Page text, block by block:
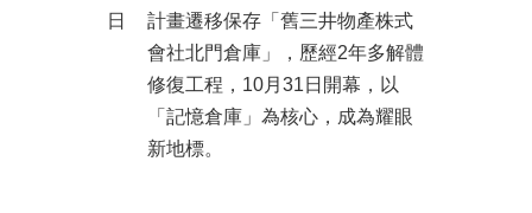
日
計畫遷移保存「舊三井物產株式
會社北門倉庫」，歷經2年多解體
修復工程，10月31日開幕，以
「記憶倉庫」為核心，成為耀眼
新地標。